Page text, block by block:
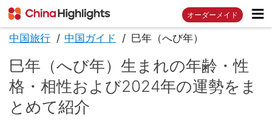
オーダーメイド
中国旅行 中国ガイド 巳年（へび年）
巳年（へび年）生まれの年齢・性
格・相性および2024年の運勢をま
とめて紹介